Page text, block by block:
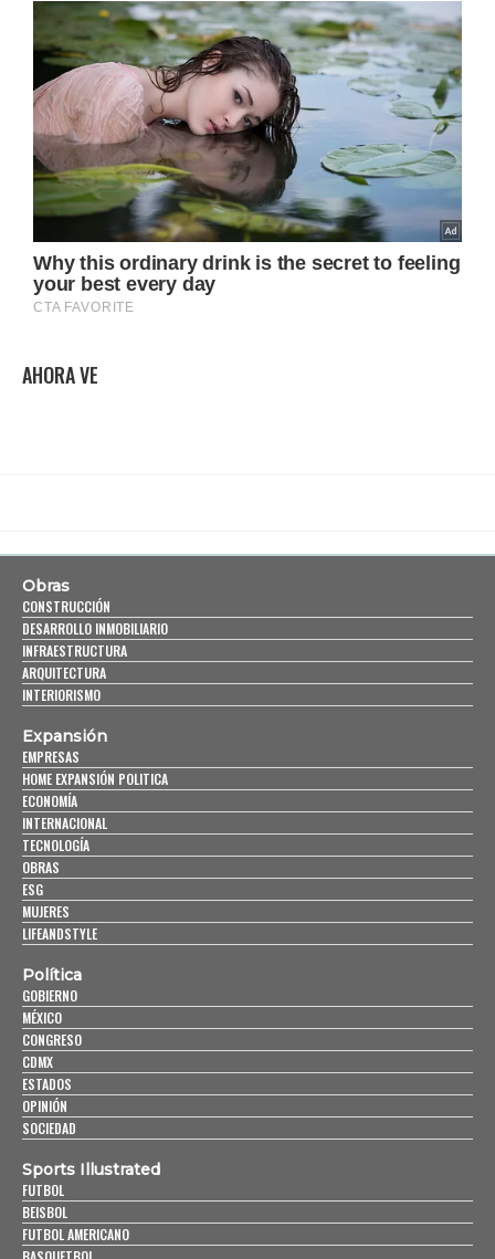
AHORA VE
Obras
CONSTRUCCIÓN
DESARROLLO INMOBILIARIO
INFRAESTRUCTURA
ARQUITECTURA
INTERIORISMO
Expansión
EMPRESAS
HOME EXPANSIÓN POLITICA
ECONOMÍA
INTERNACIONAL
TECNOLOGÍA
OBRAS
ESG
MUJERES
LIFEANDSTYLE
Política
GOBIERNO
MÉXICO
CONGRESO
CDMX
ESTADOS
OPINIÓN
SOCIEDAD
Sports Illustrated
FUTBOL
BEISBOL
FUTBOL AMERICANO